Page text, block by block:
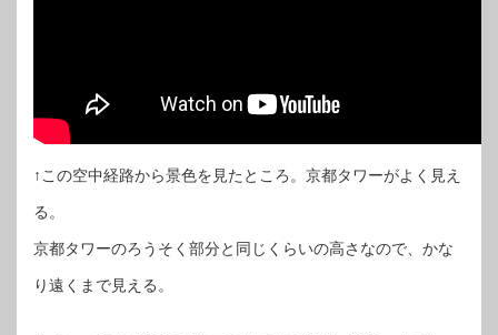
↑この空中経路から景色を見たところ。京都タワーがよく見え
る。
京都タワーのろうそく部分と同じくらいの高さなので、かな
り遠くまで見える。